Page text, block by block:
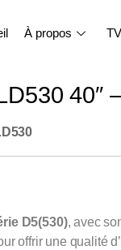
À propos TV
40″
D5(530), avec
offrir une qualité